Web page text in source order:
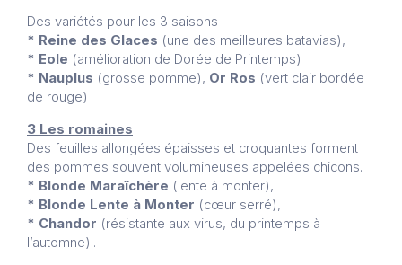
Des variétés pour les 3 saisons :
* Reine des Glaces (une des meilleures batavias),
* Eole (amélioration de Dorée de Printemps)
* Nauplus (grosse pomme), Or Ros (vert clair bordée
de rouge)
3 Les romaines
Des feuilles allongées épaisses et croquantes forment
des pommes souvent volumineuses appelées chicons.
* Blonde Maraîchère (lente à monter),
* Blonde Lente à Monter (cœur serré),
* Chandor (résistante aux virus, du printemps à
l’automne)..